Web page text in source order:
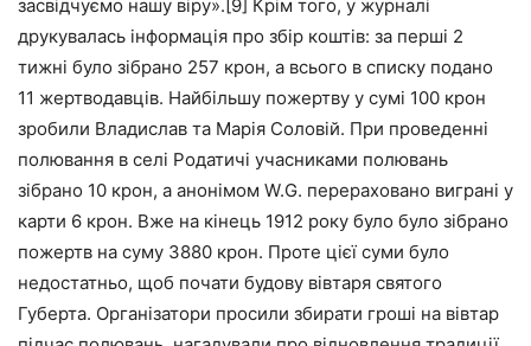
засвідчуємо нашу віру».[9] Крім того, у журналі
друкувалась інформація про збір коштів: за перші 2
тижні було зібрано 257 крон, а всього в списку подано
11 жертводавців. Найбільшу пожертву у сумі 100 крон
зробили Владислав та Марія Соловій. При проведенні
полювання в селі Родатичі учасниками полювань
зібрано 10 крон, а анонімом W.G. перераховано виграні у
карти 6 крон. Вже на кінець 1912 року було було зібрано
пожертв на суму 3880 крон. Проте цієї суми було
недостатньо, щоб почати будову вівтаря святого
Губерта. Організатори просили збирати гроші на вівтар